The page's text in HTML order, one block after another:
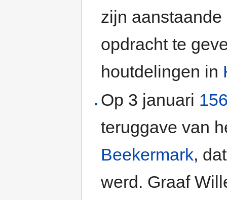
zijn
opdracht te
houtdelingen in
Op 3 januari
teruggave van
Beekermark,
werd. Graaf